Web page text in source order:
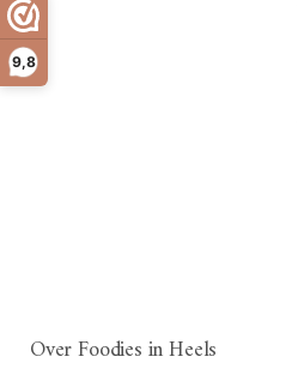
9,8
Over Foodies in Heels